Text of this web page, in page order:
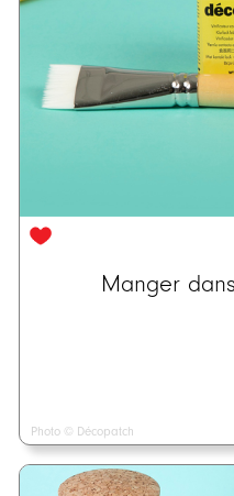
Manger
Photo © Décopatch